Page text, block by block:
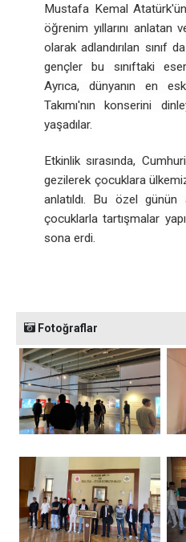
Mustafa Kemal
öğrenim yıllarını anlatan
olarak adlandırılan sınıf
gençler bu sınıftaki
Ayrıca, dünyanın en
Takımı'nın konserini
yaşadılar.
Etkinlik sırasında,
gezilerek çocuklara
anlatıldı. Bu özel
çocuklarla tartışmalar
sona erdi.
Fotoğraflar